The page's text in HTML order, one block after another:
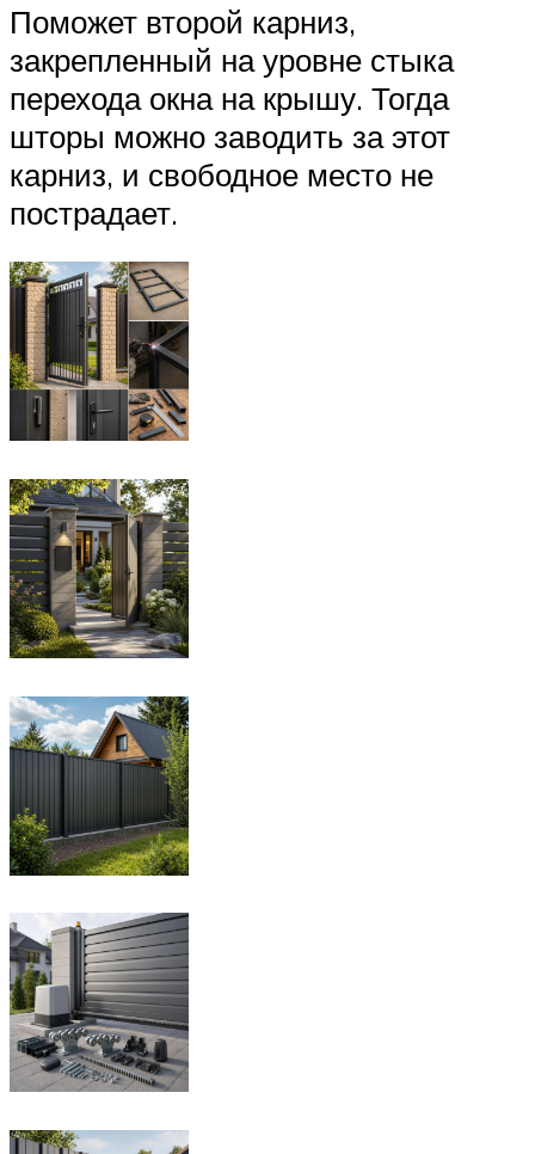
Поможет второй карниз,
закрепленный на уровне стыка
перехода окна на крышу. Тогда
шторы можно заводить за этот
карниз, и свободное место не
пострадает.